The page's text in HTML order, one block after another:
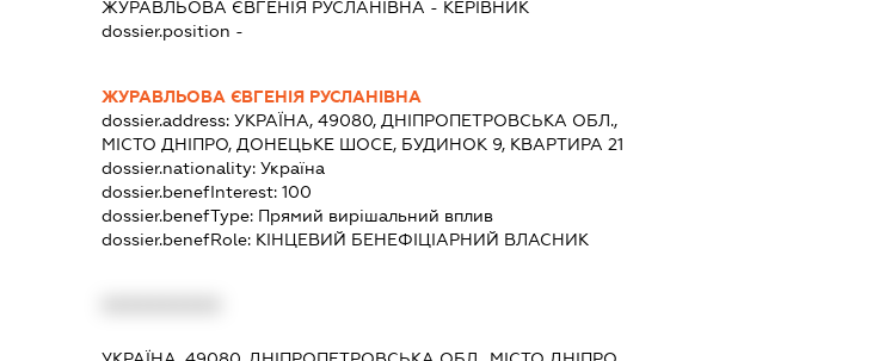
ЖУРАВЛЬОВА ЄВГЕНІЯ РУСЛАНІВНА - КЕРІВНИК
dossier.position -
ЖУРАВЛЬОВА ЄВГЕНІЯ РУСЛАНІВНА
dossier.address: УКРАЇНА, 49080, ДНІПРОПЕТРОВСЬКА ОБЛ.,
МІСТО ДНІПРО, ДОНЕЦЬКЕ ШОСЕ, БУДИНОК 9, КВАРТИРА 21
dossier.nationality: Україна
dossier.benefInterest: 100
dossier.benefType: Прямий вирішальний вплив
dossier.benefRole: КІНЦЕВИЙ БЕНЕФІЦІАРНИЙ ВЛАСНИК